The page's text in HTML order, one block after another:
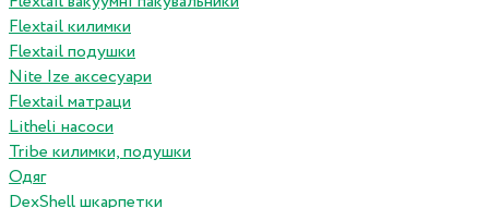
Flextail килимки
Flextail подушки
Nite Ize аксесуари
Flextail матраци
Litheli насоси
Tribe килимки, подушки
Одяг
DexShell шкарпетки